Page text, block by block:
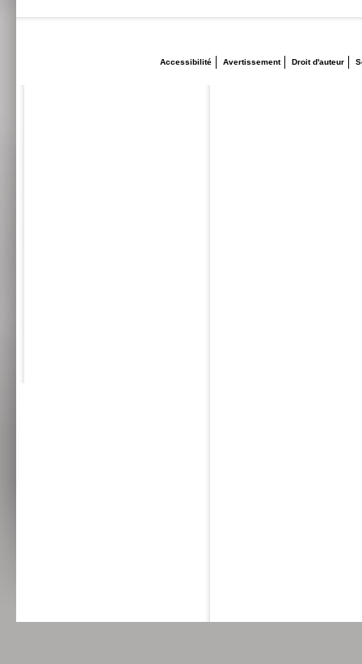
Accessibilité Avertissement Droit d'auteur